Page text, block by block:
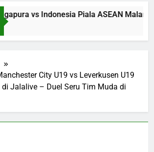
vs Indonesia Piala ASEAN Malam
City U19 vs Leverkusen U19
Jalalive – Duel Seru Tim Muda di